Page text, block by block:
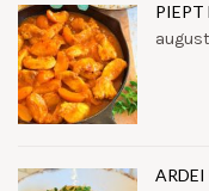
PIEPT
ARDEI